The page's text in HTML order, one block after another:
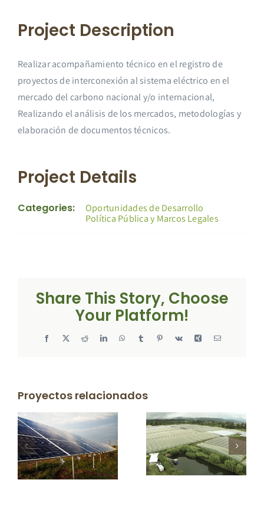
Project Description
Realizar acompañamiento técnico en el registro de
proyectos de interconexión al sistema eléctrico en el
mercado del carbono nacional y/o internacional,
Realizando el análisis de los mercados, metodologías y
elaboración de documentos técnicos.
Project Details
Categories:
Oportunidades de Desarrollo
Política Pública y Marcos Legales
Share This Story, Choose
Your Platform!
Facebook
X RedditLinkedInWhatsAppTumblr PinterestVk Xing Correo
Proyectos relacionados